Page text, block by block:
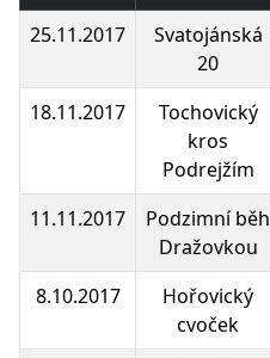
25.11.2017
Svatojánská
20
18.11.2017
Tochovický
kros
Podrejžím
11.11.2017
Podzimní běh
Dražovkou
8.10.2017
Hořovický
cvoček